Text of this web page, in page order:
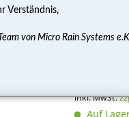
inkl. MwSt.
Auf
Verständnis,
von Micro Rain Systems